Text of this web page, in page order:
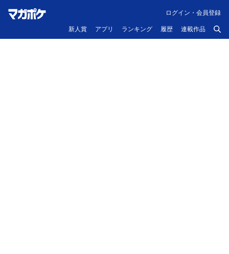
新人賞 アプリ ランキング 履歴 連載作品
ログイン・会員登録